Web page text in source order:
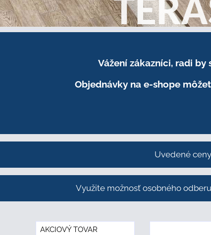
Vážení zákazníci, radi by
Objednávky na e-shope
Uvedené
Využite možnosť osobného
AKCIOVÝ TOVAR